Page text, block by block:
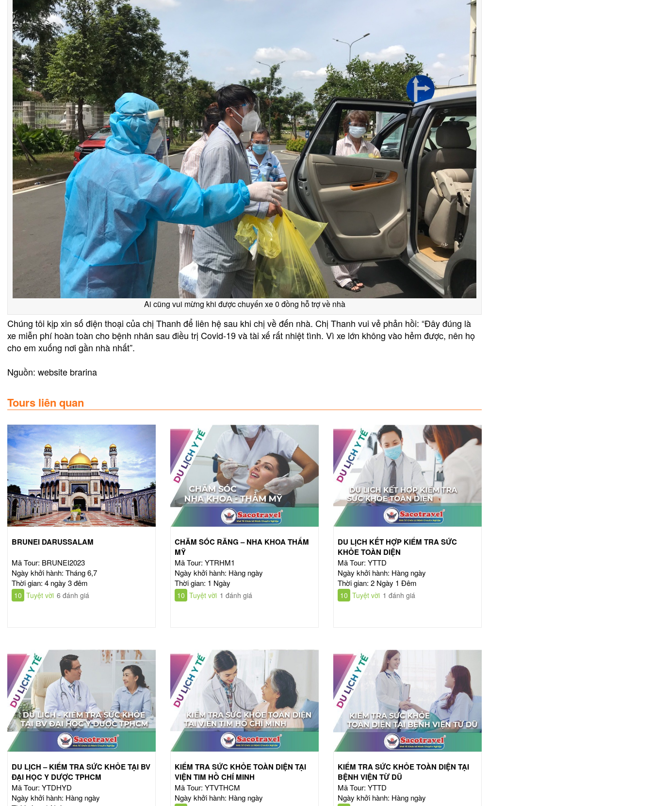
Ai cũng vui mừng khi được chuyến xe 0 đồng hỗ trợ về nhà
Chúng tôi kịp xin số điện thoại của chị Thanh để liên hệ sau khi chị về đến nhà. Chị Thanh vui vẻ phản hồi: “Đây đúng là
xe miễn phí hoàn toàn cho bệnh nhân sau điều trị Covid-19 và tài xế rất nhiệt tình. Vì xe lớn không vào hẻm được, nên họ
cho em xuống nơi gần nhà nhất”.
Nguồn: website brarina
Tours liên quan
BRUNEI DARUSSALAM
Mã Tour: BRUNEI2023
Ngày khởi hành: Tháng 6,7
Thời gian: 4 ngày 3 đêm
10 Tuyệt vời 6 đánh giá
CHĂM SÓC RĂNG – NHA KHOA THẨM
MỸ
Mã Tour: YTRHM1
Ngày khởi hành: Hàng ngày
Thời gian: 1 Ngày
10 Tuyệt vời 1 đánh giá
DU LỊCH KẾT HỢP KIỂM TRA SỨC
KHỎE TOÀN DIỆN
Mã Tour: YTTD
Ngày khởi hành: Hàng ngày
Thời gian: 2 Ngày 1 Đêm
10 Tuyệt vời 1 đánh giá
DU LỊCH – KIỂM TRA SỨC KHỎE TẠI BV
ĐẠI HỌC Y DƯỢC TPHCM
Mã Tour: YTDHYD
Ngày khởi hành: Hàng ngày
KIỂM TRA SỨC KHỎE TOÀN DIỆN TẠI
VIỆN TIM HỒ CHÍ MINH
Mã Tour: YTVTHCM
Ngày khởi hành: Hàng ngày
KIỂM TRA SỨC KHỎE TOÀN DIỆN TẠI
BỆNH VIỆN TỪ DŨ
Mã Tour: YTTD
Ngày khởi hành: Hàng ngày